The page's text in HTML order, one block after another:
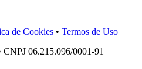
de Cookies • Termos de Uso
CNPJ 06.215.096/0001-91